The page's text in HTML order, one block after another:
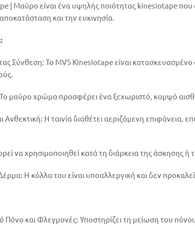
| Μαύρο είναι ένα υψηλής ποιότητας kinesiotape
και την ευκινησία.
Σύνθεση: Το MVS Kinesiotape είναι
μαύρο χρώμα προσφέρει ένα ξεχωριστό, κομψό
Ανθεκτική: Η ταινία διαθέτει αεριζόμενη
να χρησιμοποιηθεί κατά τη διάρκεια της
Η κόλλα του είναι υποαλλεργική και δεν
Πόνο και Φλεγμονές: Υποστηρίζει τη μείωση του